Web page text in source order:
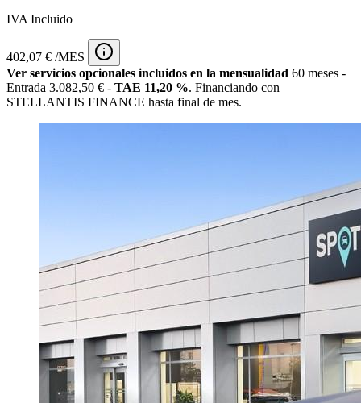
IVA Incluido
402,07 € /MES
Ver servicios opcionales incluidos en la mensualidad 60 meses -
Entrada 3.082,50 € - TAE 11,20 %. Financiando con
STELLANTIS FINANCE hasta final de mes.